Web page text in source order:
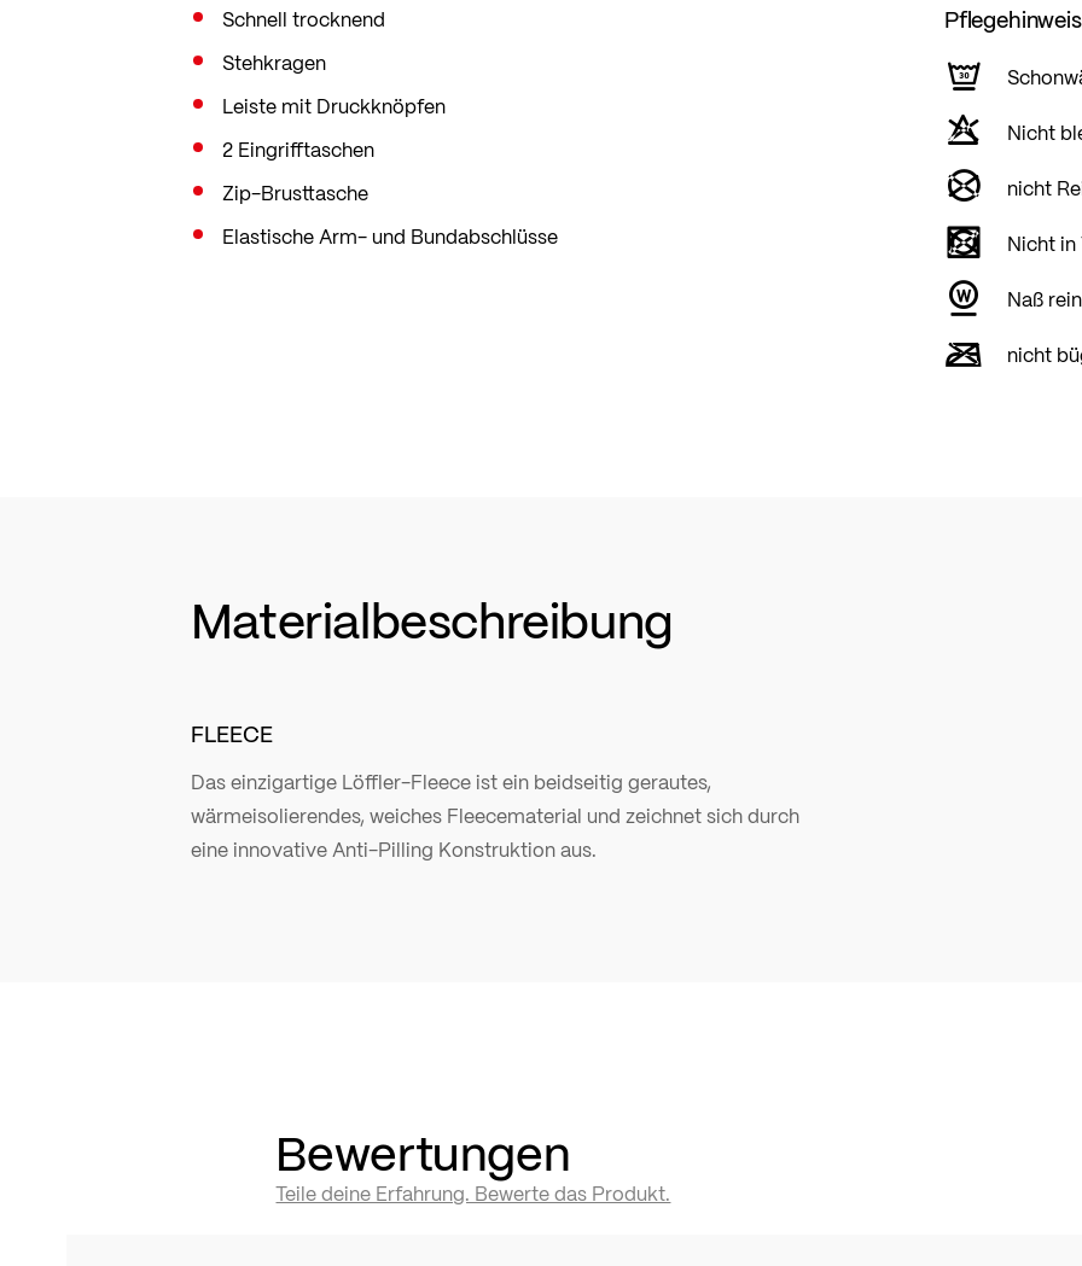
Schnell trocknend
Stehkragen
Leiste mit Druckknöpfen
2 Eingrifftaschen
Zip-Brusttasche
Elastische Arm- und Bundabschlüsse
Nicht
nicht
Nicht
Naß
nicht
Materialbeschreibung
FLEECE
Das einzigartige Löffler-Fleece ist ein beidseitig gerautes,
wärmeisolierendes, weiches Fleecematerial und zeichnet sich durch
eine innovative Anti-Pilling Konstruktion aus.
Bewertungen
Teile deine Erfahrung. Bewerte das Produkt.